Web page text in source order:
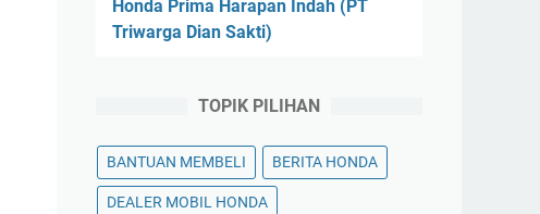
Honda Prima Harapan Indah (PT
Triwarga Dian Sakti)
TOPIK PILIHAN
BANTUAN MEMBELI BERITA HONDA
DEALER MOBIL HONDA